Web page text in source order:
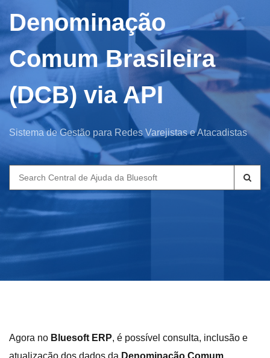
Denominação
Comum Brasileira
(DCB) via API
Sistema de Gestão para Redes Varejistas e Atacadistas
Search
for:
Agora no Bluesoft ERP, é possível consulta, inclusão e
atualização dos dados da Denominação Comum